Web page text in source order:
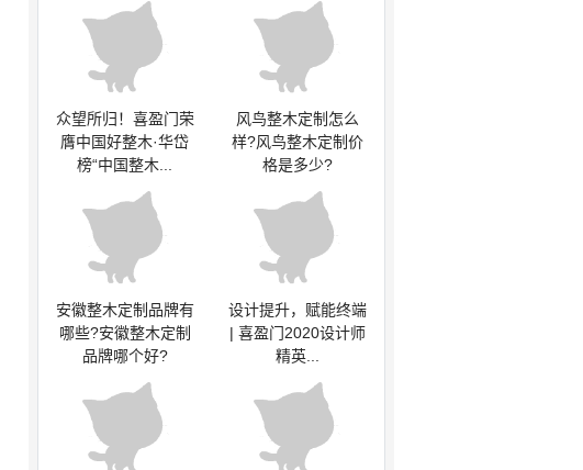
众望所归！喜盈门荣
膺中国好整木·华岱
榜“中国整木...
风鸟整木定制怎么
样?风鸟整木定制价
格是多少?
安徽整木定制品牌有
哪些?安徽整木定制
品牌哪个好?
设计提升，赋能终端
| 喜盈门2020设计师
精英...